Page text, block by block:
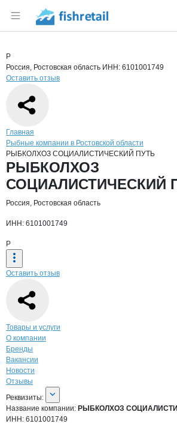
Раздел навигации по
Страница компании
Страница компании
Краткая информация о
Р
Россия, Ростовская область ИНН: 6101001749
Оставить отзыв
Навигация по сайту
Главная
Рыбные компании в Ростовской области
РЫБКОЛХОЗ СОЦИАЛИСТИЧЕСКИЙ ПУТЬ
Основная информация о
РЫБКОЛХОЗ
СОЦИАЛИСТИЧЕСКИЙ
Россия, Ростовская область
ИНН: 6101001749
Р
Оставить отзыв
Навигация по странице
Товары и услуги
О компании
Бренды
Вакансии
Новости
Отзывы
О компании
Реквизиты
Реквизиты:
Название компании: РЫБКОЛХОЗ
ИНН: 6101001749